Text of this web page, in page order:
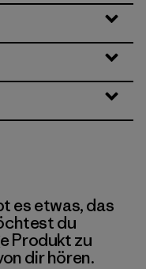
es etwas, das
du
Produkt zu
dir hören.